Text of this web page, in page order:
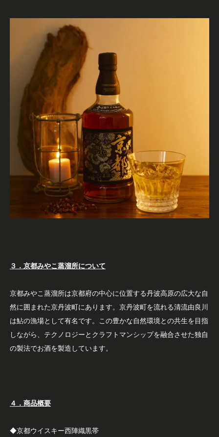
３．京都みやこ蒸溜所について
京都みやこ蒸溜所は京都府の中心に位置する丹波高原の広大な自
然に囲まれた京丹波町にあります。京丹波町を流れる清流由良川
は鮎の漁場として有名です。この豊かな自然環境との共生を目指
しながら、テクノロジーとクラフトマンシップを融合させた独自
の製法でお酒を製造しています。
４．商品概要
◆京都ウイスキー西陣織黒帯